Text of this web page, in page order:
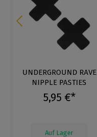
UNDERGROUND RAVE
NIPPLE PASTIES
5,95 €*
Auf Lager